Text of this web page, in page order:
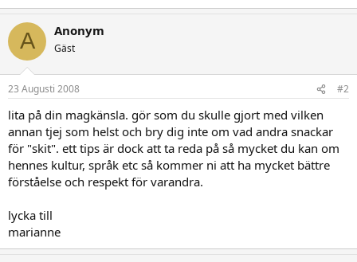
A Anonym
Gäst
23 Augusti 2008 #2
lita på din magkänsla. gör som du skulle gjort med vilken
annan tjej som helst och bry dig inte om vad andra snackar
för "skit". ett tips är dock att ta reda på så mycket du kan om
hennes kultur, språk etc så kommer ni att ha mycket bättre
förståelse och respekt för varandra.
lycka till
marianne